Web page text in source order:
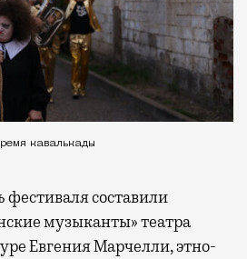
кавалькады
составили
музыканты» театра
Евгения Марчелли, этно-